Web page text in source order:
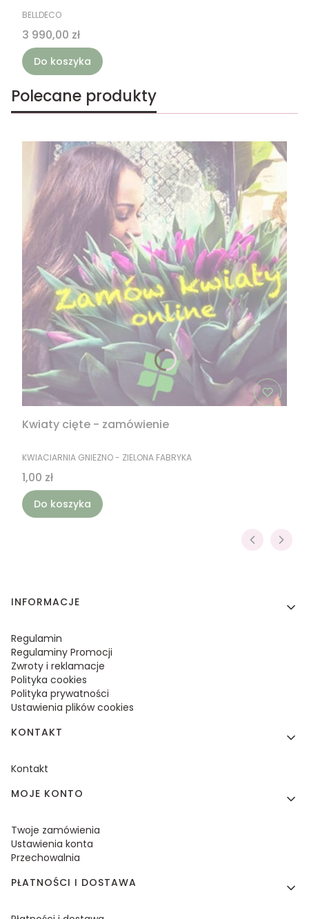
PRODUCENT
BELLDECO
Cena
3 990,00 zł
Do koszyka
Polecane produkty
Kwiaty cięte - zamówienie
PRODUCENT
KWIACIARNIA GNIEZNO - ZIELONA FABRYKA
Cena
1,00 zł
Do koszyka
Linki w stopce
INFORMACJE
Regulamin
Regulaminy Promocji
Zwroty i reklamacje
Polityka cookies
Polityka prywatności
Ustawienia plików cookies
KONTAKT
Kontakt
MOJE KONTO
Twoje zamówienia
Ustawienia konta
Przechowalnia
PŁATNOŚCI I DOSTAWA